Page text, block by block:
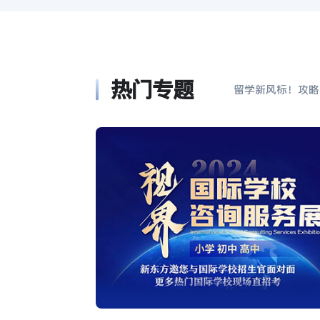
热门专题 留学新风标！攻